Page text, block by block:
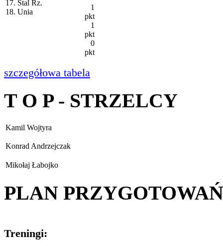
17. Stal Rz.
18. Unia
1
pkt
1
pkt
0
pkt
szczegółowa tabela
T O P - STRZELCY
Kamil Wojtyra
Konrad Andrzejczak
Mikołaj Łabojko
PLAN PRZYGOTOWAŃ
Treningi: